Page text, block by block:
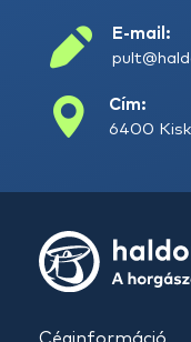
E-mail:
Cím:
6400
Céginformáció